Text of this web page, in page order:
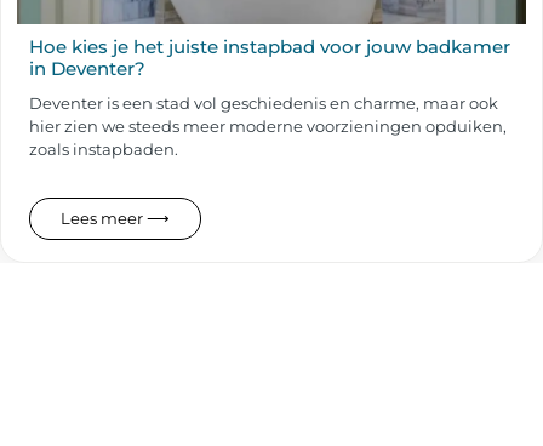
Hoe kies je het juiste instapbad voor jouw badkamer
in Deventer?
Deventer is een stad vol geschiedenis en charme, maar ook
hier zien we steeds meer moderne voorzieningen opduiken,
zoals instapbaden.
Lees meer ⟶